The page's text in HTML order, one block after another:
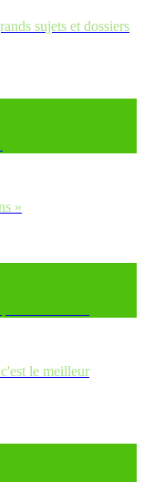
sujets et dossiers
»
le meilleur